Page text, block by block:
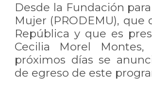
Desde la Fundación
Mujer (PRODEMU),
República y que es
Cecilia Morel
próximos días se
de egreso de este